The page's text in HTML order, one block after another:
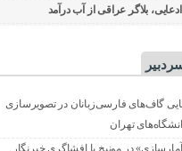
بلاگر عراقی از آب درآمد
گاف‌های فارسی‌زبانان در تصویرسازی
تهران
در مونیخ با افشاگری خبرنگار